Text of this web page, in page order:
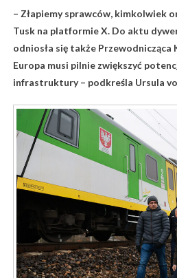
– Złapiemy sprawców, kimkolwiek
Tusk na platformie X. Do aktu
odniosła się także Przewodnicząca
Europa musi pilnie zwiększyć
infrastruktury – podkreśla Ursula